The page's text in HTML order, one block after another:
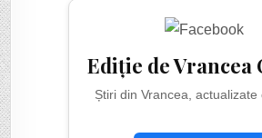
Ediție de Vrancea
Știri din Vrancea, actualizate